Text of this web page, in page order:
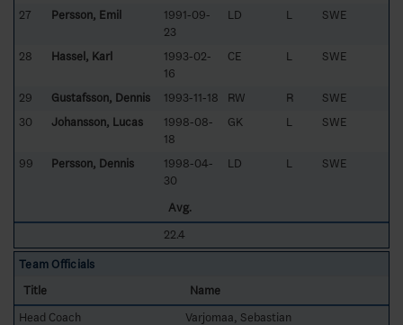
27 Persson, Emil
1991-09-
23
LD L SWE
28 Hassel, Karl
1993-02-
16
CE L SWE
29 Gustafsson, Dennis 1993-11-18 RW R
SWE
30
Johansson, Lucas
1998-08-
18
GK L SWE
99 Persson, Dennis
1998-04-
30
LD L SWE
Avg.
22.4
Team Officials
Title
Name
Head Coach
Varjomaa, Sebastian